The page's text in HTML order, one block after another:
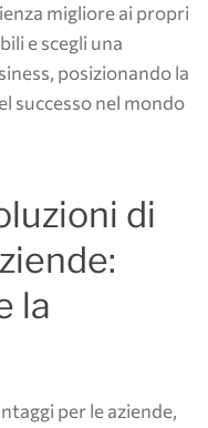
migliore ai propri
e scegli una
posizionando la
successo nel mondo
di
la
per le aziende,